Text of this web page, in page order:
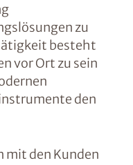
zu
besteht
vor Ort zu sein
den
mit den Kunden